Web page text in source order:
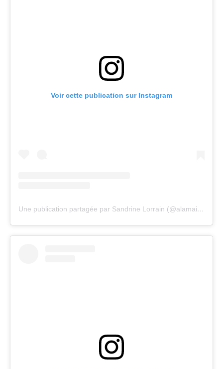
Voir cette publication sur Instagram
Une publication partagée par Sandrine Lorrain (@alamaisoncomme)